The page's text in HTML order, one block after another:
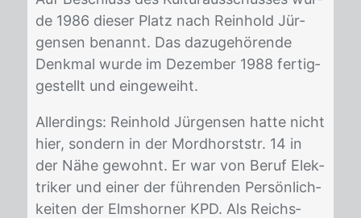
de 1986 die­ser Platz nach Rein­hold Jür­
gen­sen be­nannt. Das da­zu­ge­hö­ren­de
Denk­mal wur­de im De­zem­ber 1988 fer­tig­
ge­stellt und ein­ge­weiht.
Al­ler­dings: Rein­hold Jür­gen­sen hat­te nicht
hier, son­dern in der Mord­horst­str. 14 in
der Nähe ge­wohnt. Er war von Be­ruf Elek­
tri­ker und ei­ner der füh­ren­den Per­sön­lich­
kei­ten der Elms­hor­ner KPD. Als Reichs­